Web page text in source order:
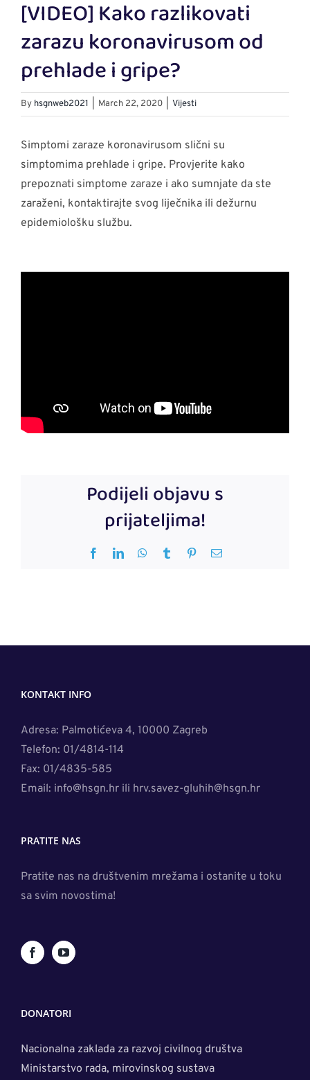
Larger
Image
[VIDEO] Kako razlikovati
zarazu koronavirusom od
prehlade i gripe?
By hsgnweb2021 March 22, 2020 Vijesti
Simptomi zaraze koronavirusom slični su
simptomima prehlade i gripe. Provjerite kako
prepoznati simptome zaraze i ako sumnjate da ste
zaraženi, kontaktirajte svog liječnika ili dežurnu
epidemiološku službu.
Podijeli objavu s
prijateljima!
FacebookLinkedInWhatsApp
Tumblr PinterestEmail
KONTAKT INFO
Adresa: Palmotićeva 4, 10000 Zagreb
Telefon: 01/4814-114
Fax: 01/4835-585
Email: info@hsgn.hr ili hrv.savez-gluhih@hsgn.hr
PRATITE NAS
Pratite nas na društvenim mrežama i ostanite u toku
sa svim novostima!
DONATORI
Nacionalna zaklada za razvoj civilnog društva
Ministarstvo rada, mirovinskog sustava